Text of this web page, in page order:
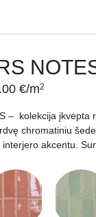
ir lengvai
jūsų
bet ir taps
€/m2
– kolekcija įkvėpta
chromatiniu
akcentu.